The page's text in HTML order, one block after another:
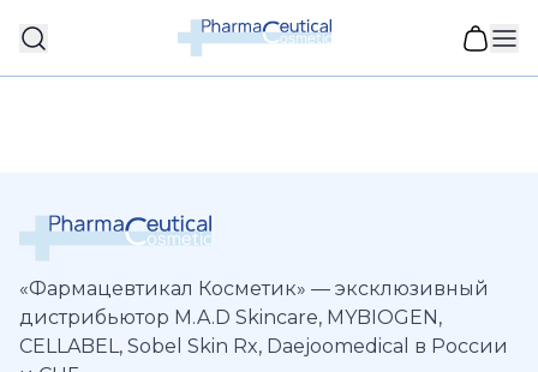
«Фармацевтикал Косметик» — эксклюзивный
дистрибьютор M.A.D Skincare, MYBIOGEN,
CELLABEL, Sobel Skin Rx, Daejoomedical в России